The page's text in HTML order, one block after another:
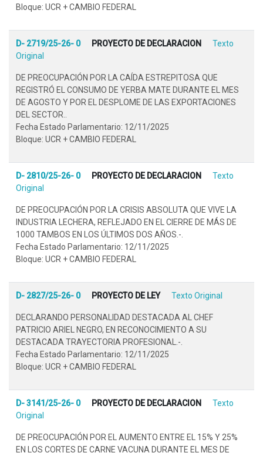
Bloque: UCR + CAMBIO FEDERAL
D- 2719/25-26- 0 PROYECTO DE DECLARACION
Texto
Original
DE PREOCUPACIÓN POR LA CAÍDA ESTREPITOSA QUE
REGISTRÓ EL CONSUMO DE YERBA MATE DURANTE EL MES
DE AGOSTO Y POR EL DESPLOME DE LAS EXPORTACIONES
DEL SECTOR..
Fecha Estado Parlamentario: 12/11/2025
Bloque: UCR + CAMBIO FEDERAL
D- 2810/25-26- 0 PROYECTO DE DECLARACION
Texto
Original
DE PREOCUPACIÓN POR LA CRISIS ABSOLUTA QUE VIVE LA
INDUSTRIA LECHERA, REFLEJADO EN EL CIERRE DE MÁS DE
1000 TAMBOS EN LOS ÚLTIMOS DOS AÑOS.-.
Fecha Estado Parlamentario: 12/11/2025
Bloque: UCR + CAMBIO FEDERAL
D- 2827/25-26- 0 PROYECTO DE LEY Texto Original
DECLARANDO PERSONALIDAD DESTACADA AL CHEF
PATRICIO ARIEL NEGRO, EN RECONOCIMIENTO A SU
DESTACADA TRAYECTORIA PROFESIONAL.-.
Fecha Estado Parlamentario: 12/11/2025
Bloque: UCR + CAMBIO FEDERAL
D- 3141/25-26- 0 PROYECTO DE DECLARACION
Texto
Original
DE PREOCUPACIÓN POR EL AUMENTO ENTRE EL 15% Y 25%
EN LOS CORTES DE CARNE VACUNA DURANTE EL MES DE